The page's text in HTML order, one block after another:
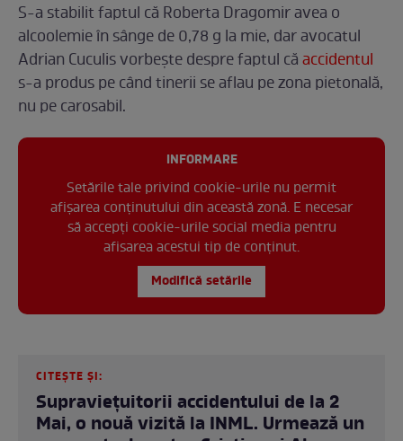
S-a stabilit faptul că Roberta Dragomir avea o
alcoolemie în sânge de 0,78 g la mie, dar avocatul
Adrian Cuculis vorbește despre faptul căaccidentul
s-a produs pe când tinerii se aflau pe zona pietonală,
nu pe carosabil.
INFORMARE
Setările tale privind cookie-urile nu permit
afișarea conținutului din această zonă. E necesar
să accepți cookie-urile social media pentru
afisarea acestui tip de conținut.
Modifică setările
CITEȘTE ȘI:
Supraviețuitorii accidentului de la 2
Mai, o nouă vizită la INML. Urmează un